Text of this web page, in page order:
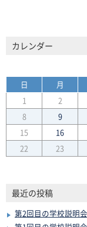
カレンダー
日 月
1
2
8
9
15
16
22
23
最近の投稿
第2回目の学校説明